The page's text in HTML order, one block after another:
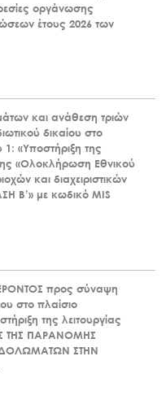
οργάνωσης
έτους 2026 των
και ανάθεση τριών
δικαίου στο
«Υποστήριξη της
«Ολοκλήρωση Εθνικού
και διαχειριστικών
Β’» με κωδικό MIS
προς σύναψη
στο πλαίσιο
της λειτουργίας
ΤΗΣ ΠΑΡΑΝΟΜΗΣ
ΣΤΗΝ